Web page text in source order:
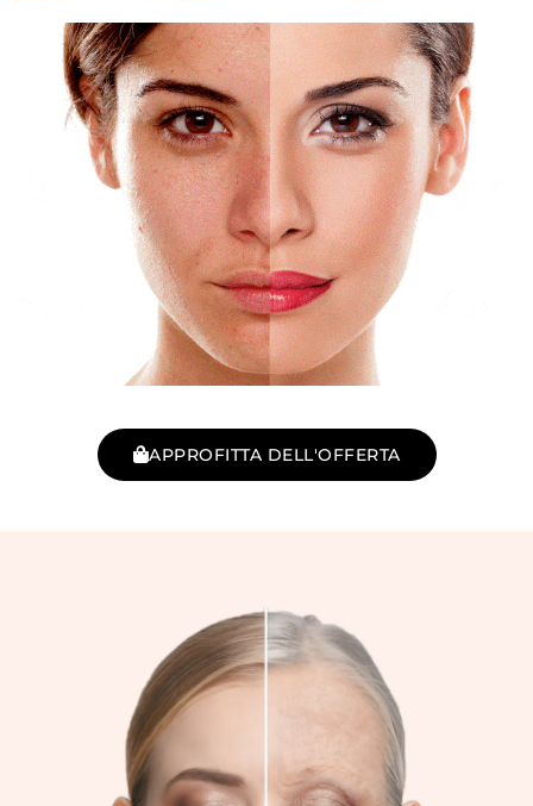
APPROFITTA DELL'OFFERTA